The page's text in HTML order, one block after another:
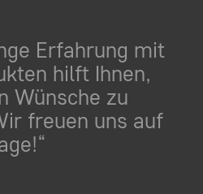
Erfahrung mit
hilft Ihnen,
Wünsche zu
freuen uns auf